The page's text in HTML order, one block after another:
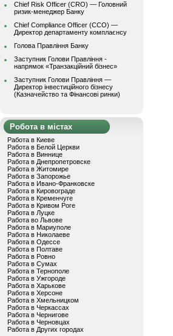
Chief Risk Officer (CRO) — Головний
ризик-менеджер Банку
Chief Compliance Officer (CCO) —
Директор департаменту комплаєнсу
Голова Правління Банку
Заступник Голови Правління -
напрямок «Транзакційний бізнес»
Заступник Голови Правління —
Директор інвестиційного бізнесу
(Казначейство та Фінансові ринки)
Робота в містах
Работа в Киеве
Работа в Белой Церкви
Работа в Виннице
Работа в Днепропетровске
Работа в Житомире
Работа в Запорожье
Работа в Ивано-Франковске
Работа в Кировограде
Работа в Кременчуге
Работа в Кривом Роге
Работа в Луцке
Работа во Львове
Работа в Мариуполе
Работа в Николаеве
Работа в Одессе
Работа в Полтаве
Работа в Ровно
Работа в Сумах
Работа в Тернополе
Работа в Ужгороде
Работа в Харькове
Работа в Херсоне
Работа в Хмельницком
Работа в Черкассах
Работа в Чернигове
Работа в Черновцах
Работа в Других городах